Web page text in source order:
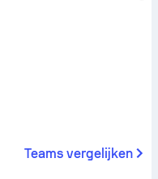
Teams vergelijken